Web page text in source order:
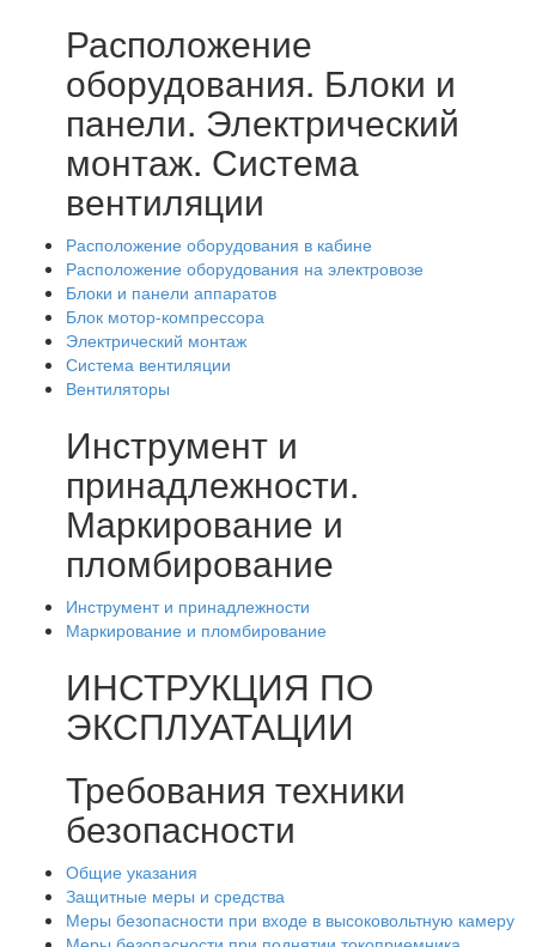
Расположение
оборудования. Блоки и
панели. Электрический
монтаж. Система
вентиляции
Расположение оборудования в кабине
Расположение оборудования на электровозе
Блоки и панели аппаратов
Блок мотор-компрессора
Электрический монтаж
Система вентиляции
Вентиляторы
Инструмент и
принадлежности.
Маркирование и
пломбирование
Инструмент и принадлежности
Маркирование и пломбирование
ИНСТРУКЦИЯ ПО
ЭКСПЛУАТАЦИИ
Требования техники
безопасности
Общие указания
Защитные меры и средства
Меры безопасности при входе в высоковольтную камеру